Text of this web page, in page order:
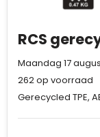
RCS
Maandag 17
262op voorraad
Gerecycled TPE,